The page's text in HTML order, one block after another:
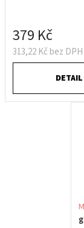
313,22 Kč bez DPH
379 Kč
DETAIL